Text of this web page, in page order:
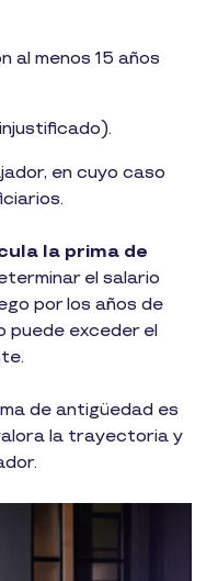
al menos 15 años
en cuyo caso
la prima de
el salario
por los años de
puede exceder el
de antigüedad es
la trayectoria y